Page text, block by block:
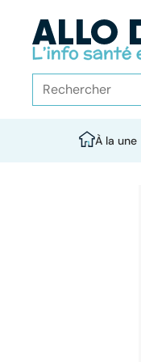
À la une